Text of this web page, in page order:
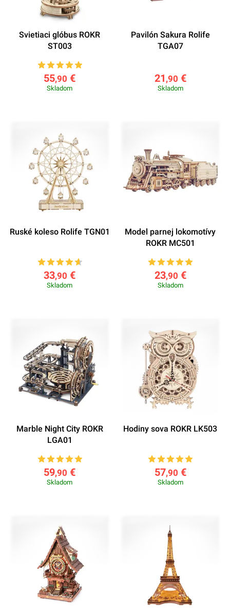
Svietiaci glóbus ROKR
ST003
55,90 €
Skladom
Pavilón Sakura Rolife
TGA07
21 ,90 €
Skladom
Ruské koleso Rolife TGN01
33,90 €
Skladom
Model parnej lokomotívy
ROKR MC501
23,90 €
Skladom
Marble Night City ROKR
LGA01
59,90 €
Skladom
Hodiny sova ROKR LK503
57,90 €
Skladom